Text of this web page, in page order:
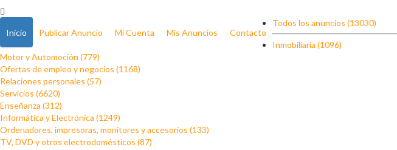
Inicio Publicar Anuncio Mi Cuenta Mis Anuncios Contacto
Todos los anuncios (13030)
Inmobiliaria (1096)
Motor y Automoción (779)
Ofertas de empleo y negocios (1168)
Relaciones personales (57)
Servicios (6620)
Enseñanza (312)
Informática y Electrónica (1249)
Ordenadores, impresoras, monitores y accesorios (133)
TV, DVD y otros electrodomésticos (87)